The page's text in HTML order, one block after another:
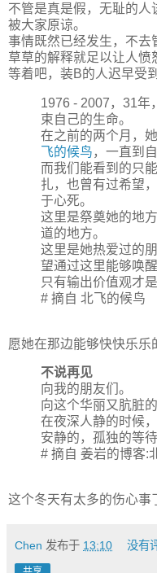
不管是真是假，无耻的人
被大家原谅。
事情既然已经发生，不去
草草的解释就足以让人愤
等着吧，装B的人迟早受
1976 - 2007，31年
束自己的生命。
在之前的两个月，
飞的候鸟，一直到
而我们能看到的只
扎，也曾有过希望
于心死。
这里是祭奠她的地
道的地方。
这里是她热爱过的
望通过这里能够唤
只有输出价值观才是
# 摘自 北飞的候鸟
愿她在那边能够快快乐乐
不说再见
向我的朋友们。
向这个华丽又肮脏的
在夜深人静的时候，
安静的，孤独的等待
# 摘自 姜岩的博客:
这个冬天有太多的伤心事
Chen 发布于 13:10 没有